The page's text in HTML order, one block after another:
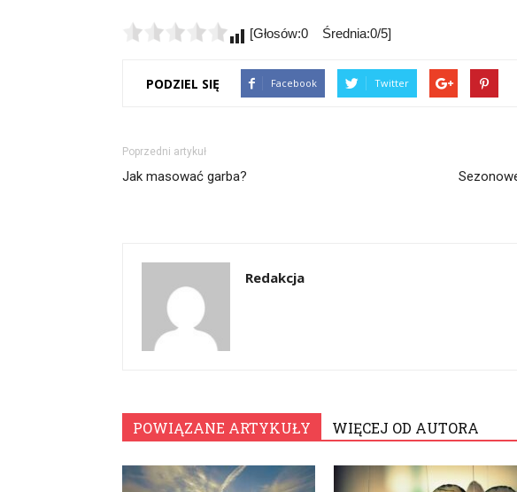
[Głosów:0 Średnia:0/5]
PODZIEL SIĘ Facebook Twitter
Poprzedni artykuł
Jak masować garba?
Redakcja
POWIĄZANE ARTYKUŁY WIĘCEJ OD AUTORA